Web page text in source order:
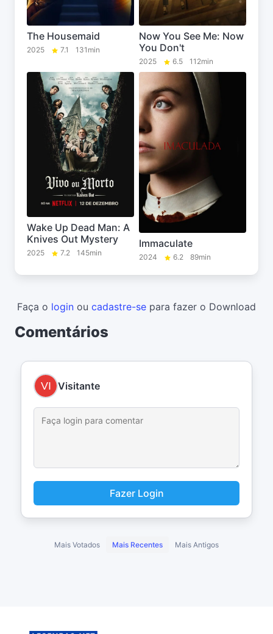
The Housemaid
2025 7.1 131min
Now You See Me: Now
You Don't
2025 6.5 112min
Wake Up Dead Man: A
Knives Out Mystery
2025 7.2 145min
Immaculate
2024 6.2 89min
Faça o login ou cadastre-se para fazer o Download
Comentários
Visitante
Fazer Login
Mais Votados Mais Recentes Mais Antigos